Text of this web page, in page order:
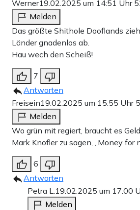
Werner19.02.2025 um 14:51 Uhr
Melden
Das größte Shithole Dooflands
Länder gnadenlos ab.
Hau wech den Scheiß!
7
Antworten
Freisein19.02.2025 um 15:55 Uhr
Melden
Wo grün mit regiert, braucht es
Mark Knofler zu sagen, „Money for
6
Antworten
Petra L.19.02.2025 um 17:00
Melden